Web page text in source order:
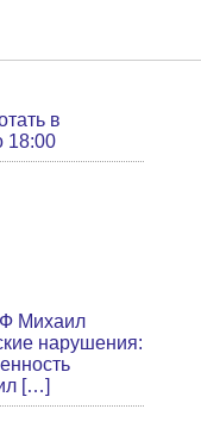
в
18:00
Михаил
нарушения:
[…]